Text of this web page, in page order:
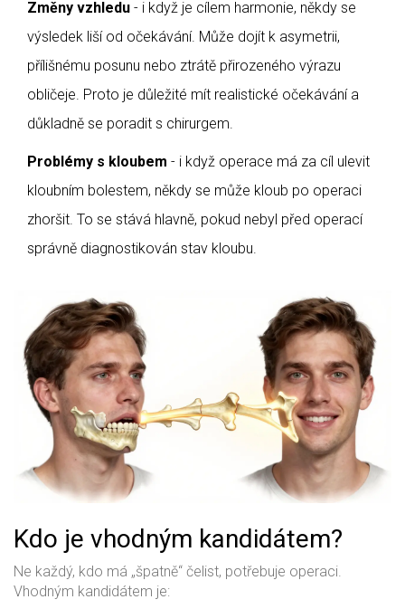
Změny vzhledu - i když je cílem harmonie, někdy se
výsledek liší od očekávání. Může dojít k asymetrii,
přílišnému posunu nebo ztrátě přirozeného výrazu
obličeje. Proto je důležité mít realistické očekávání a
důkladně se poradit s chirurgem.
Problémy s kloubem - i když operace má za cíl ulevit
kloubním bolestem, někdy se může kloub po operaci
zhoršit. To se stává hlavně, pokud nebyl před operací
správně diagnostikován stav kloubu.
Kdo je vhodným kandidátem?
Ne každý, kdo má „špatně“ čelist, potřebuje operaci.
Vhodným kandidátem je: